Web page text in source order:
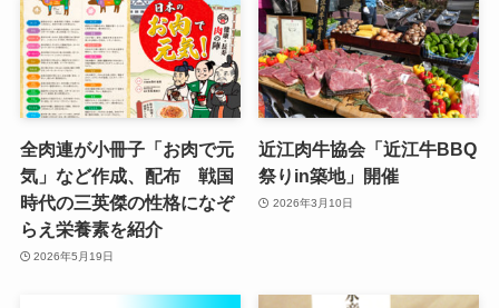
全肉連が小冊子「お肉で元
気」など作成、配布 戦国
時代の三英傑の性格になぞ
らえ栄養素を紹介
2026年5月19日
近江肉牛協会「近江牛BBQ
祭りin築地」開催
2026年3月10日